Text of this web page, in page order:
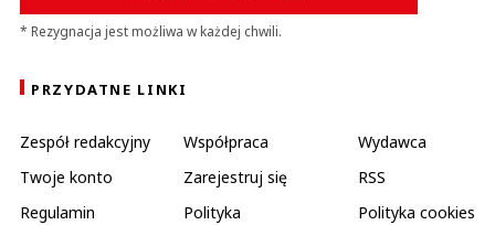
* Rezygnacja jest możliwa w każdej chwili.
PRZYDATNE LINKI
Zespół redakcyjny Współpraca
Wydawca
Twoje konto
Zarejestruj się
RSS
Regulamin
Polityka
Polityka cookies